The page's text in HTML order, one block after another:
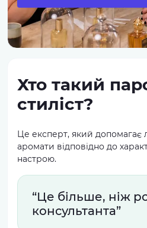
Хто такий
стиліст?
Це експерт, який допомагає
аромати відповідно до
настрою.
“Це більше, ніж
консультанта”